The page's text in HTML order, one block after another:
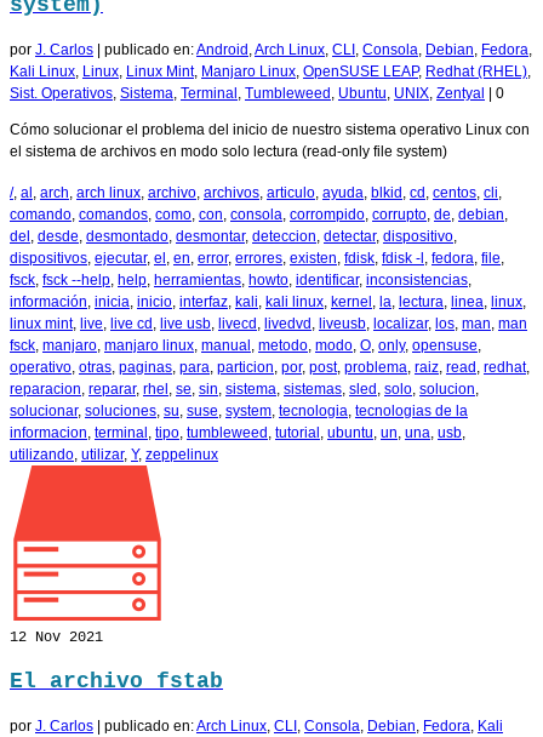
por J. Carlos publicado en:Android ,Arch Linux, CLI , Consola, Debian, Fedora,
Kali Linux, Linux, Linux Mint, Manjaro Linux, OpenSUSE LEAP, Redhat (RHEL),
Sist. Operativos, Sistema, Terminal , Tumbleweed , Ubuntu, UNIX, Zentyal 0
Cómo solucionar el problema del inicio de nuestro sistema operativo Linux con
el sistema de archivos en modo solo lectura (read-only file system)
/, al , arch, arch linux, archivo, archivos, articulo, ayuda, blkid , cd , centos, cli,
comando, comandos, como, con, consola, corrompido, corrupto, de, debian,
del , desde, desmontado, desmontar, deteccion, detectar, dispositivo,
dispositivos, ejecutar, el , en, error, errores, existen, fdisk, fdisk -l , fedora, file,
fsck, fsck --help, help, herramientas, howto, identificar, inconsistencias,
información, inicia, inicio, interfaz, kali, kali linux, kernel , la, lectura, linea, linux,
linux mint, live, live cd , live usb, livecd , livedvd , liveusb, localizar, los, man, man
fsck, manjaro, manjaro linux, manual , metodo, modo, O, only, opensuse,
operativo, otras, paginas, para, particion, por, post, problema, raiz, read , redhat,
reparacion, reparar, rhel , se, sin, sistema, sistemas, sled , solo, solucion,
solucionar, soluciones, su, suse, system, tecnologia, tecnologias de la
informacion, terminal , tipo, tumbleweed , tutorial , ubuntu, un, una, usb,
utilizando, utilizar, Y, zeppelinux
12 Nov 2021
El archivo fstab
por J. Carlos | publicado en:Arch Linux CLI Consola Debian Fedora Kali